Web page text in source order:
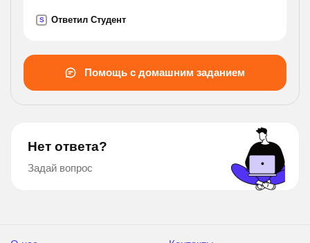
S Ответил Студент
Помощь с домашним заданием
Нет ответа?
Задай вопрос